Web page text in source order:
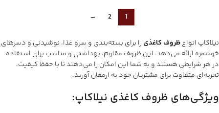
1
2
→
نیلاکاپ انواعظروف کاغذی را برای بسته‌بندی و سرو غذا، نوشیدنی و دسرهای
خوشمزه ارائه می‌دهد. این ظروف مقاوم، بهداشتی و مناسب برای استفاده
در هر شرایطی هستند و به شما این امکان را می‌دهند تا با حفظ کیفیت،
تجربه‌ای متفاوت برای مشتریان خود به ارمغان آورید.
ویژگی‌های ظروف کاغذی نیلاکاپ: